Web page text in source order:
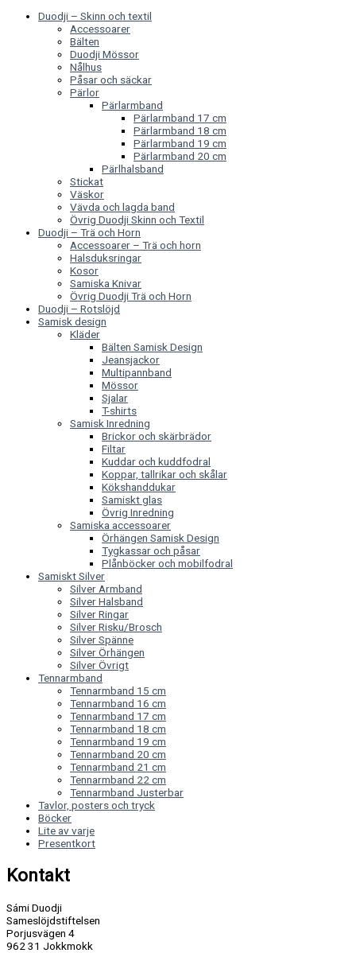
Duodji – Skinn och textil
Accessoarer
Bälten
Duodji Mössor
Nålhus
Påsar och säckar
Pärlor
Pärlarmband
Pärlarmband 17 cm
Pärlarmband 18 cm
Pärlarmband 19 cm
Pärlarmband 20 cm
Pärlhalsband
Stickat
Väskor
Vävda och lagda band
Övrig Duodji Skinn och Textil
Duodji – Trä och Horn
Accessoarer – Trä och horn
Halsduksringar
Kosor
Samiska Knivar
Övrig Duodji Trä och Horn
Duodji – Rotslöjd
Samisk design
Kläder
Bälten Samisk Design
Jeansjackor
Multipannband
Mössor
Sjalar
T-shirts
Samisk Inredning
Brickor och skärbrädor
Filtar
Kuddar och kuddfodral
Koppar, tallrikar och skålar
Kökshanddukar
Samiskt glas
Övrig Inredning
Samiska accessoarer
Örhängen Samisk Design
Tygkassar och påsar
Plånböcker och mobilfodral
Samiskt Silver
Silver Armband
Silver Halsband
Silver Ringar
Silver Risku/Brosch
Silver Spänne
Silver Örhängen
Silver Övrigt
Tennarmband
Tennarmband 15 cm
Tennarmband 16 cm
Tennarmband 17 cm
Tennarmband 18 cm
Tennarmband 19 cm
Tennarmband 20 cm
Tennarmband 21 cm
Tennarmband 22 cm
Tennarmband Justerbar
Tavlor, posters och tryck
Böcker
Lite av varje
Presentkort
Kontakt
Sámi Duodji
Sameslöjdstiftelsen
Porjusvägen 4
962 31 Jokkmokk